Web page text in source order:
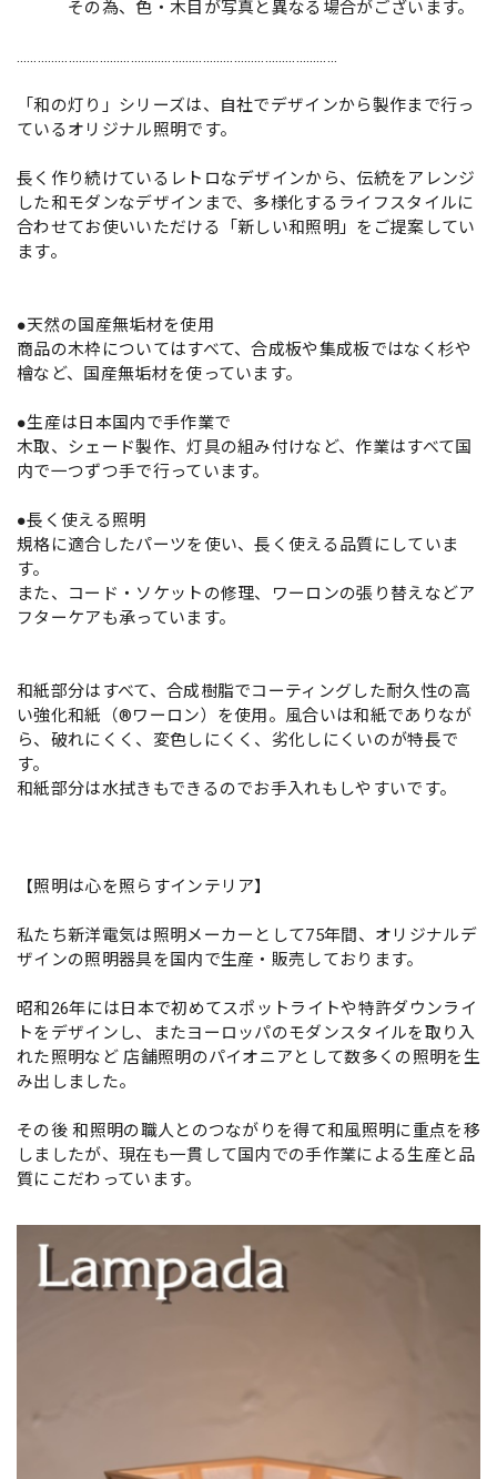
その為、色・木目が写真と異なる場合がございます。
…………………………………………………………………………………
「和の灯り」シリーズは、自社でデザインから製作まで行っ
ているオリジナル照明です。
長く作り続けているレトロなデザインから、伝統をアレンジ
した和モダンなデザインまで、多様化するライフスタイルに
合わせてお使いいただける「新しい和照明」をご提案してい
ます。
●天然の国産無垢材を使用
商品の木枠についてはすべて、合成板や集成板ではなく杉や
檜など、国産無垢材を使っています。
●生産は日本国内で手作業で
木取、シェード製作、灯具の組み付けなど、作業はすべて国
内で一つずつ手で行っています。
●長く使える照明
規格に適合したパーツを使い、長く使える品質にしていま
す。
また、コード・ソケットの修理、ワーロンの張り替えなどア
フターケアも承っています。
和紙部分はすべて、合成樹脂でコーティングした耐久性の高
い強化和紙（®ワーロン）を使用。風合いは和紙でありなが
ら、破れにくく、変色しにくく、劣化しにくいのが特長で
す。
和紙部分は水拭きもできるのでお手入れもしやすいです。
【照明は心を照らすインテリア】
私たち新洋電気は照明メーカーとして75年間、オリジナルデ
ザインの照明器具を国内で生産・販売しております。
昭和26年には日本で初めてスポットライトや特許ダウンライ
トをデザインし、またヨーロッパのモダンスタイルを取り入
れた照明など 店舗照明のパイオニアとして数多くの照明を生
み出しました。
その後 和照明の職人とのつながりを得て和風照明に重点を移
しましたが、現在も一貫して国内での手作業による生産と品
質にこだわっています。